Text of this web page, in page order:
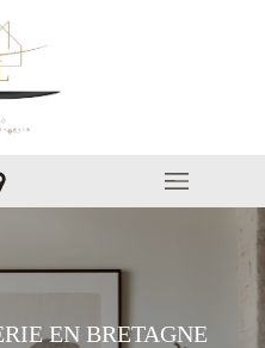
EN BRETAGNE